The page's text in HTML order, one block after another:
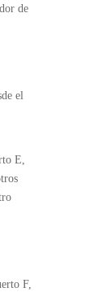
de
el
E,
F,